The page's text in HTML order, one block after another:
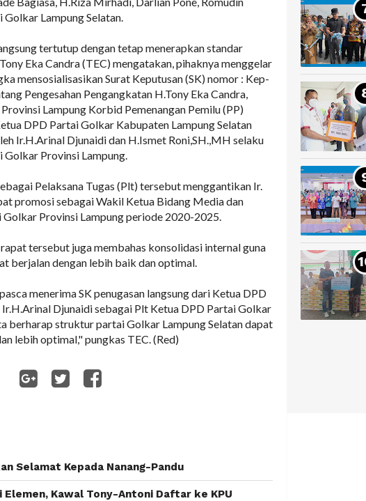
Lampung Selatan.
tertutup dengan tetap menerapkan standar
Eka Candra (TEC) mengatakan, pihaknya menggelar
mensosialisasikan Surat Keputusan (SK) nomor : Kep-
Pengesahan Pengangkatan H.Tony Eka Candra,
Lampung Korbid Pemenangan Pemilu (PP)
DPD Partai Golkar Kabupaten Lampung Selatan
Ir.H.Arinal Djunaidi dan H.Ismet Roni,SH.,MH selaku
Golkar Provinsi Lampung.
Pelaksana Tugas (Plt) tersebut menggantikan Ir.
promosi sebagai Wakil Ketua Bidang Media dan
Provinsi Lampung periode 2020-2025.
tersebut juga membahas konsolidasi internal guna
berjalan dengan lebih baik dan optimal.
menerima SK penugasan langsung dari Ketua DPD
Djunaidi sebagai Plt Ketua DPD Partai Golkar
berharap struktur partai Golkar Lampung Selatan dapat
lebih optimal," pungkas TEC. (Red)
Selamat Kepada Nanang-Pandu
Kawal Tony-Antoni Daftar ke KPU